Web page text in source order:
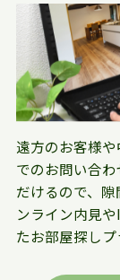
遠方のお客様
でのお問い合
だけるので、
ンライン内見
たお部屋探し